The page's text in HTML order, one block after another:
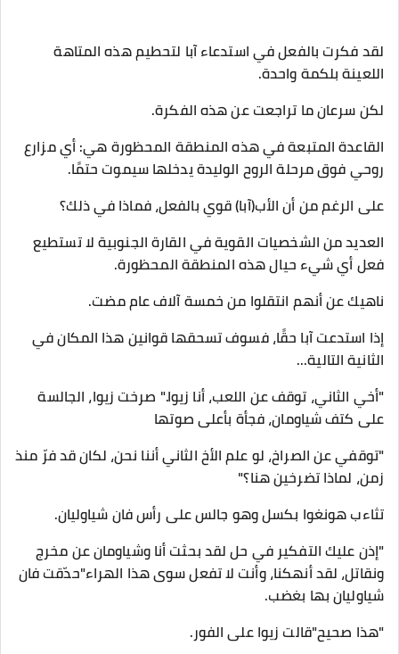
لقد فكرت بالفعل في استدعاء آبا لتحطيم هذه المتاهة
اللعينة بلكمة واحدة.
لكن سرعان ما تراجعت عن هذه الفكرة.
القاعدة المتبعة في هذه المنطقة المحظورة هي: أي مزارع
روحي فوق مرحلة الروح الوليدة يدخلها سيموت حتمًا.
على الرغم من أن الأب(آبا) قوي بالفعل، فماذا في ذلك؟
العديد من الشخصيات القوية في القارة الجنوبية لا تستطيع
فعل أي شيء حيال هذه المنطقة المحظورة.
ناهيك عن أنهم انتقلوا من خمسة آلاف عام مضت.
إذا استدعت آبا حقًا، فسوف تسحقها قوانين هذا المكان في
الثانية التالية...
"أخي الثاني، توقف عن اللعب، أنا زيوا." صرخت زيوا، الجالسة
على كتف شياومان، فجأة بأعلى صوتها
"توقفي عن الصراخ، لو علم الأخ الثاني أننا نحن، لكان قد فرّ منذ
زمن، لماذا تضرخين هنا؟"
تثاءب هونغوا بكسل وهو جالس على رأس فان شياوليان.
"إذن عليك التفكير في حل لقد بحثت أنا وشياومان عن مخرج
ونقاتل، لقد أنهكنا، وأنت لا تفعل سوى هذا الهراء"حدّقت فان
شياوليان بها بغضب.
"هذا صحيح"قالت زيوا على الفور.